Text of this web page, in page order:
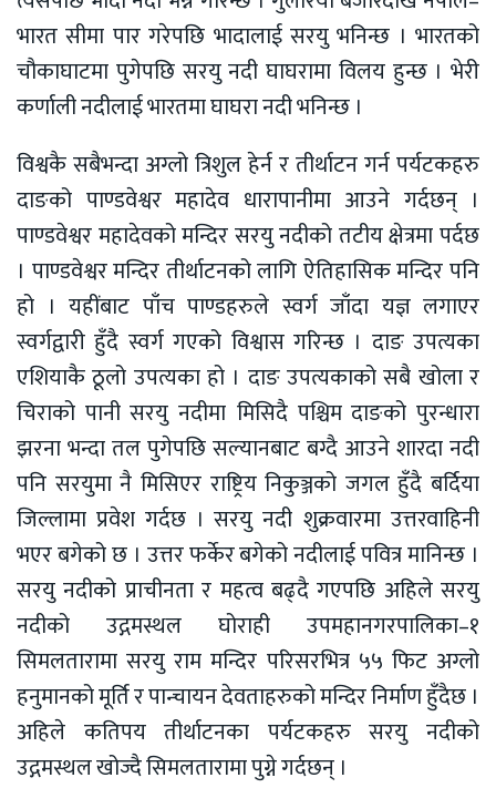
भारत सीमा पार गरेपछि भादालाई सरयु भनिन्छ । भारतको
चौकाघाटमा पुगेपछि सरयु नदी घाघरामा विलय हुन्छ । भेरी
कर्णाली नदीलाई भारतमा घाघरा नदी भनिन्छ ।
विश्वकै सबैभन्दा अग्लो त्रिशुल हेर्न र तीर्थाटन गर्न पर्यटकहरु
दाङको पाण्डवेश्वर महादेव धारापानीमा आउने गर्दछन् ।
पाण्डवेश्वर महादेवको मन्दिर सरयु नदीको तटीय क्षेत्रमा पर्दछ
। पाण्डवेश्वर मन्दिर तीर्थाटनको लागि ऐतिहासिक मन्दिर पनि
हो । यहींबाट पाँच पाण्डहरुले स्वर्ग जाँदा यज्ञ लगाएर
स्वर्गद्वारी हुँदै स्वर्ग गएको विश्वास गरिन्छ । दाङ उपत्यका
एशियाकै ठूलो उपत्यका हो । दाङ उपत्यकाको सबै खोला र
चिराको पानी सरयु नदीमा मिसिदै पश्चिम दाङको पुरन्धारा
झरना भन्दा तल पुगेपछि सल्यानबाट बग्दै आउने शारदा नदी
पनि सरयुमा नै मिसिएर राष्ट्रिय निकुञ्जको जगल हुँदै बर्दिया
जिल्लामा प्रवेश गर्दछ । सरयु नदी शुक्रवारमा उत्तरवाहिनी
भएर बगेको छ । उत्तर फर्केर बगेको नदीलाई पवित्र मानिन्छ ।
सरयु नदीको प्राचीनता र महत्व बढ्दै गएपछि अहिले सरयु
नदीको उद्गमस्थल घोराही उपमहानगरपालिका–१
सिमलतारामा सरयु राम मन्दिर परिसरभित्र ५५ फिट अग्लो
हनुमानको मूर्ति र पान्चायन देवताहरुको मन्दिर निर्माण हुँदैछ ।
अहिले कतिपय तीर्थाटनका पर्यटकहरु सरयु नदीको
उद्गमस्थल खोज्दै सिमलतारामा पुग्ने गर्दछन् ।